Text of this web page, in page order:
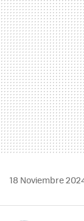
18 Noviembre